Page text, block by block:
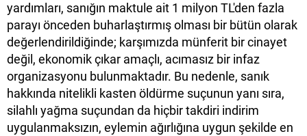
yardımları, sanığın maktule ait 1 milyon TL'den fazla
parayı önceden buharlaştırmış olması bir bütün olarak
değerlendirildiğinde; karşımızda münferit bir cinayet
değil, ekonomik çıkar amaçlı, acımasız bir infaz
organizasyonu bulunmaktadır. Bu nedenle, sanık
hakkında nitelikli kasten öldürme suçunun yanı sıra,
silahlı yağma suçundan da hiçbir takdiri indirim
uygulanmaksızın, eylemin ağırlığına uygun şekilde en